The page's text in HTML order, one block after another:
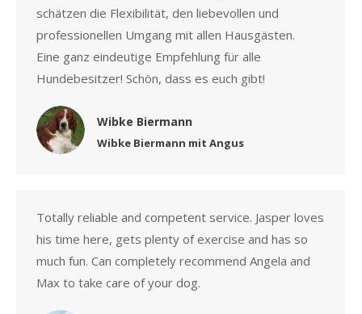
schätzen die Flexibilität, den liebevollen und
professionellen Umgang mit allen Hausgästen.
Eine ganz eindeutige Empfehlung für alle
Hundebesitzer! Schön, dass es euch gibt!
Wibke Biermann
Wibke Biermann mit Angus
Totally reliable and competent service. Jasper loves
his time here, gets plenty of exercise and has so
much fun. Can completely recommend Angela and
Max to take care of your dog.